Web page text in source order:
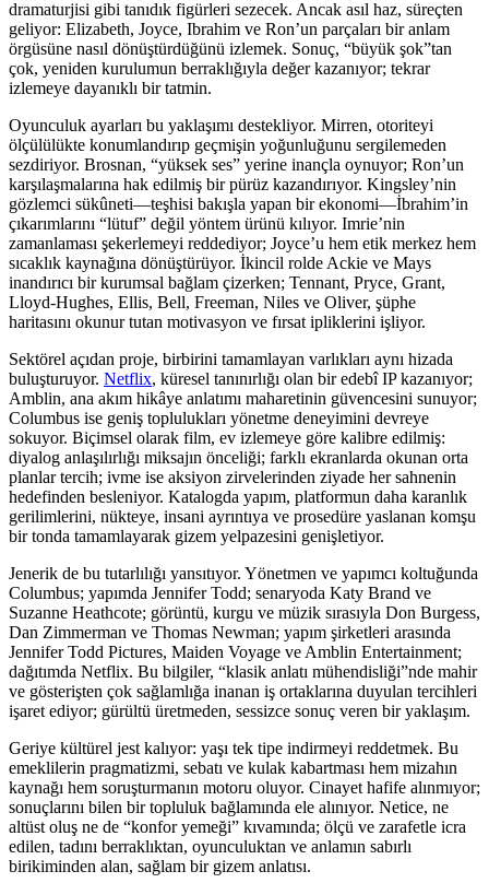
dramaturjisi gibi tanıdık figürleri sezecek. Ancak asıl haz, süreçten
geliyor: Elizabeth, Joyce, Ibrahim ve Ron’un parçaları bir anlam
örgüsüne nasıl dönüştürdüğünü izlemek. Sonuç, “büyük şok”tan
çok, yeniden kurulumun berraklığıyla değer kazanıyor; tekrar
izlemeye dayanıklı bir tatmin.
Oyunculuk ayarları bu yaklaşımı destekliyor. Mirren, otoriteyi
ölçülülükte konumlandırıp geçmişin yoğunluğunu sergilemeden
sezdiriyor. Brosnan, “yüksek ses” yerine inançla oynuyor; Ron’un
karşılaşmalarına hak edilmiş bir pürüz kazandırıyor. Kingsley’nin
gözlemci sükûneti—teşhisi bakışla yapan bir ekonomi—İbrahim’in
çıkarımlarını “lütuf” değil yöntem ürünü kılıyor. Imrie’nin
zamanlaması şekerlemeyi reddediyor; Joyce’u hem etik merkez hem
sıcaklık kaynağına dönüştürüyor. İkincil rolde Ackie ve Mays
inandırıcı bir kurumsal bağlam çizerken; Tennant, Pryce, Grant,
Lloyd-Hughes, Ellis, Bell, Freeman, Niles ve Oliver, şüphe
haritasını okunur tutan motivasyon ve fırsat ipliklerini işliyor.
Sektörel açıdan proje, birbirini tamamlayan varlıkları aynı hizada
buluşturuyor. Netflix, küresel tanınırlığı olan bir edebî IP kazanıyor;
Amblin, ana akım hikâye anlatımı maharetinin güvencesini sunuyor;
Columbus ise geniş toplulukları yönetme deneyimini devreye
sokuyor. Biçimsel olarak film, ev izlemeye göre kalibre edilmiş:
diyalog anlaşılırlığı miksajın önceliği; farklı ekranlarda okunan orta
planlar tercih; ivme ise aksiyon zirvelerinden ziyade her sahnenin
hedefinden besleniyor. Katalogda yapım, platformun daha karanlık
gerilimlerini, nükteye, insani ayrıntıya ve prosedüre yaslanan komşu
bir tonda tamamlayarak gizem yelpazesini genişletiyor.
Jenerik de bu tutarlılığı yansıtıyor. Yönetmen ve yapımcı koltuğunda
Columbus; yapımda Jennifer Todd; senaryoda Katy Brand ve
Suzanne Heathcote; görüntü, kurgu ve müzik sırasıyla Don Burgess,
Dan Zimmerman ve Thomas Newman; yapım şirketleri arasında
Jennifer Todd Pictures, Maiden Voyage ve Amblin Entertainment;
dağıtımda Netflix. Bu bilgiler, “klasik anlatı mühendisliği”nde mahir
ve gösterişten çok sağlamlığa inanan iş ortaklarına duyulan tercihleri
işaret ediyor; gürültü üretmeden, sessizce sonuç veren bir yaklaşım.
Geriye kültürel jest kalıyor: yaşı tek tipe indirmeyi reddetmek. Bu
emeklilerin pragmatizmi, sebatı ve kulak kabartması hem mizahın
kaynağı hem soruşturmanın motoru oluyor. Cinayet hafife alınmıyor;
sonuçlarını bilen bir topluluk bağlamında ele alınıyor. Netice, ne
altüst oluş ne de “konfor yemeği” kıvamında; ölçü ve zarafetle icra
edilen, tadını berraklıktan, oyunculuktan ve anlamın sabırlı
birikiminden alan, sağlam bir gizem anlatısı.